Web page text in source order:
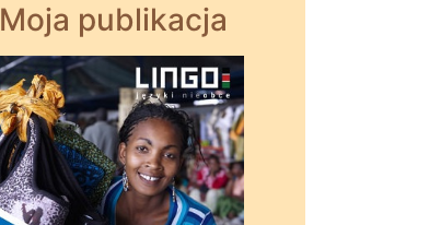
Moja publikacja